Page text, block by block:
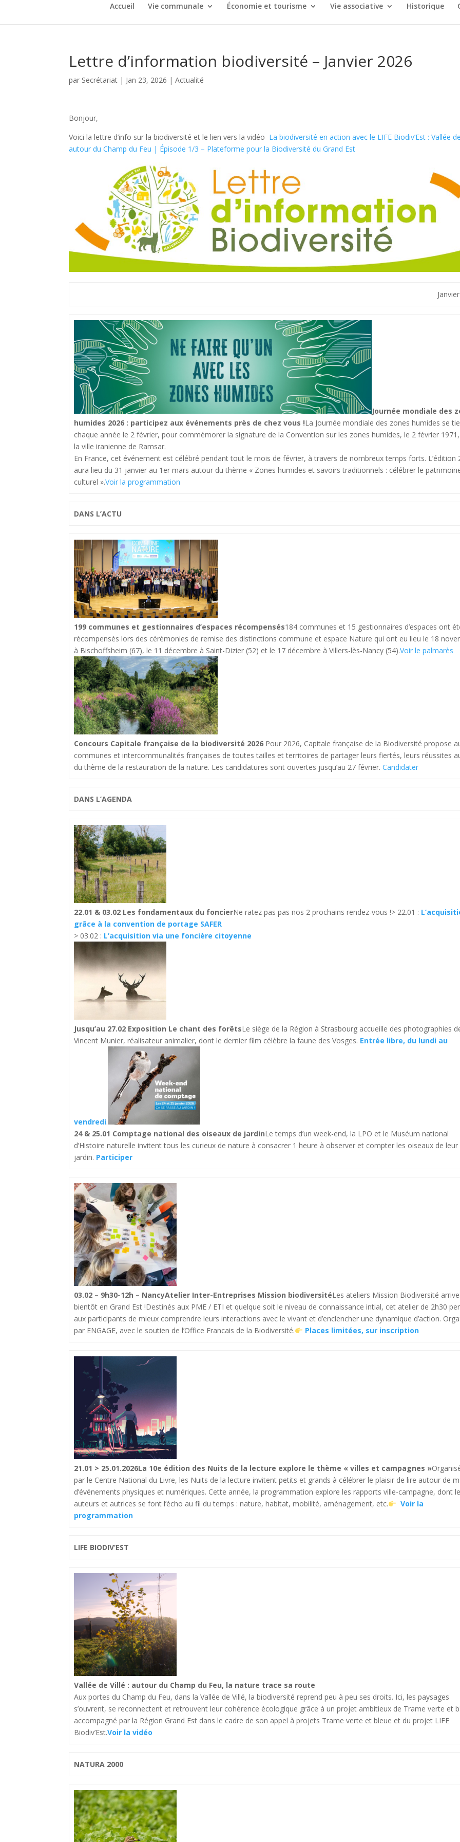
Accueil Vie communale Économie et tourisme Vie associative Historique
Lettre d’information biodiversité – Janvier 2026
par Secrétariat | Jan 23, 2026 |Actualité
Bonjour,
Voici la lettre d’info sur la biodiversité et le lien vers la vidéo La biodiversité en action avec le LIFE Biodiv’Est : Vallée
autour du Champ du Feu | Épisode 1/3 – Plateforme pour la Biodiversité du Grand Est
Journée mondiale des
humides 2026 : participez aux événements près de chez vous !La Journée mondiale des zones humides se
chaque année le 2 février, pour commémorer la signature de la Convention sur les zones humides, le 2 février
la ville iranienne de Ramsar.
En France, cet événement est célébré pendant tout le mois de février, à travers de nombreux temps forts. L’édition
aura lieu du 31 janvier au 1er mars autour du thème « Zones humides et savoirs traditionnels : célébrer le
culturel ».Voir la programmation
DANS L’ACTU
199 communes et gestionnaires d’espaces récompensés184 communes et 15 gestionnaires d’espaces ont
récompensés lors des cérémonies de remise des distinctions commune et espace Nature qui ont eu lieu le 18
à Bischoffsheim (67), le 11 décembre à Saint-Dizier (52) et le 17 décembre à Villers-lès-Nancy (54).Voir le palmarès
Concours Capitale française de la biodiversité 2026 Pour 2026, Capitale française de la Biodiversité propose
communes et intercommunalités françaises de toutes tailles et territoires de partager leurs fiertés, leurs réussites
du thème de la restauration de la nature. Les candidatures sont ouvertes jusqu’au 27 février. Candidater
DANS L’AGENDA
22.01 & 03.02 Les fondamentaux du foncierNe ratez pas pas nos 2 prochains rendez-vous !> 22.01 :
grâce à la convention de portage SAFER
> 03.02 : L’acquisition via une foncière citoyenne
Jusqu’au 27.02 Exposition Le chant des forêtsLe siège de la Région à Strasbourg accueille des photographies
Vincent Munier, réalisateur animalier, dont le dernier film célèbre la faune des Vosges. Entrée libre, du lundi au
vendredi.
24 & 25.01 Comptage national des oiseaux de jardinLe temps d’un week-end, la LPO et le Muséum national
d’Histoire naturelle invitent tous les curieux de nature à consacrer 1 heure à observer et compter les oiseaux de leur
jardin. Participer
03.02 – 9h30-12h – NancyAtelier Inter-Entreprises Mission biodiversitéLes ateliers Mission Biodiversité
bientôt en Grand Est !Destinés aux PME / ETI et quelque soit le niveau de connaissance intial, cet atelier de 2h30
aux participants de mieux comprendre leurs interactions avec le vivant et d’enclencher une dynamique d’action.
par ENGAGE, avec le soutien de l’Office Francais de la Biodiversité.
Places limitées, sur inscription
21.01 > 25.01.2026La 10e édition des Nuits de la lecture explore le thème « villes et campagnes »
par le Centre National du Livre, les Nuits de la lecture invitent petits et grands à célébrer le plaisir de lire autour de
d’événements physiques et numériques. Cette année, la programmation explore les rapports ville-campagne, dont
auteurs et autrices se font l’écho au fil du temps : nature, habitat, mobilité, aménagement, etc.
Voir la
programmation
LIFE BIODIV’EST
Vallée de Villé : autour du Champ du Feu, la nature trace sa route
Aux portes du Champ du Feu, dans la Vallée de Villé, la biodiversité reprend peu à peu ses droits. Ici, les paysages
s’ouvrent, se reconnectent et retrouvent leur cohérence écologique grâce à un projet ambitieux de Trame verte et
accompagné par la Région Grand Est dans le cadre de son appel à projets Trame verte et bleue et du projet LIFE
Biodiv’Est.Voir la vidéo
NATURA 2000